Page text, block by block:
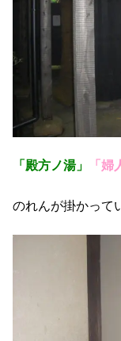
「殿方ノ湯」 「婦
のれんが掛かって